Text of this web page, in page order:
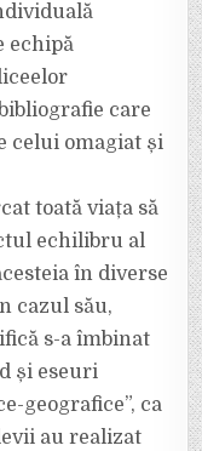
echipă
care
celui omagiat și
toată viața să
echilibru al
în diverse
cazul său,
s-a îmbinat
și eseuri
geografice”, ca
au realizat